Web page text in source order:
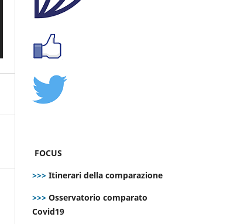
FOCUS
>>> Itinerari della comparazione
>>> Osservatorio comparato
Covid19